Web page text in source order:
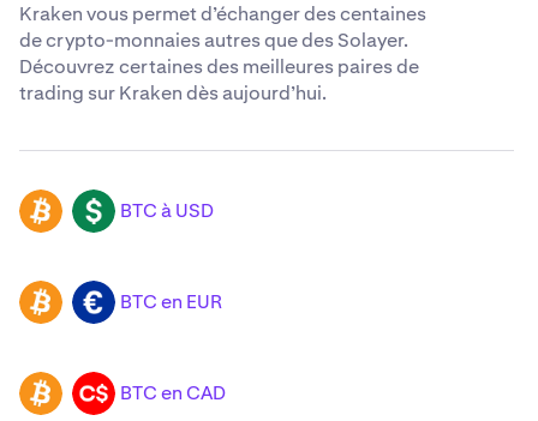
Kraken vous permet d’échanger des centaines
de crypto-monnaies autres que des Solayer.
Découvrez certaines des meilleures paires de
trading sur Kraken dès aujourd’hui.
BTC USD BTC à USD
BTC EUR BTC en EUR
BTC CAD BTC en CAD